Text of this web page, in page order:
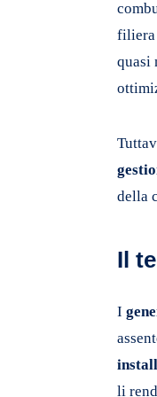
filiera
quasi
della
Il
I
li